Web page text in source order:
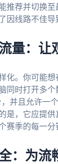
推荐并切换
因线路不佳导
量：让
化。你可能
同时打开多个
，并且允许一
是，它应提
赛季的每一分
：为流